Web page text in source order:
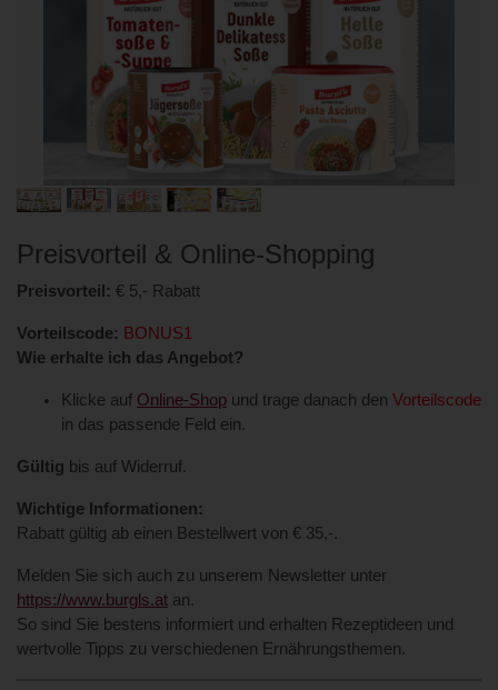
Preisvorteil & Online-Shopping
Preisvorteil: € 5,- Rabatt
Vorteilscode: BONUS1
Wie erhalte ich das Angebot?
Klicke auf Online-Shop und trage danach den Vorteilscode
in das passende Feld ein.
Gültig bis auf Widerruf.
Wichtige Informationen:
Rabatt gültig ab einen Bestellwert von € 35,-.
Melden Sie sich auch zu unserem Newsletter unter
https://www.burgls.at an.
So sind Sie bestens informiert und erhalten Rezeptideen und
wertvolle Tipps zu verschiedenen Ernährungsthemen.